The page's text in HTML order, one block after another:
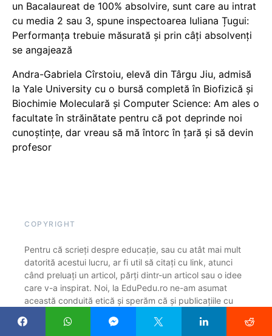
un Bacalaureat de 100% absolvire, sunt care au intrat
cu media 2 sau 3, spune inspectoarea Iuliana Țugui:
Performanța trebuie măsurată și prin câți absolvenți
se angajează
Andra-Gabriela Cîrstoiu, elevă din Târgu Jiu, admisă
la Yale University cu o bursă completă în Biofizică și
Biochimie Moleculară și Computer Science: Am ales o
facultate în străinătate pentru că pot deprinde noi
cunoștințe, dar vreau să mă întorc în țară și să devin
profesor
COPYRIGHT
Pentru că scrieți despre educație, sau cu atât mai mult
datorită acestui lucru, ar fi util să citați cu link, atunci
când preluați un articol, părți dintr-un articol sau o idee
care v-a inspirat. Noi, la EduPedu.ro ne-am asumat
această conduită etică și sperăm că și publicațiile cu
că găsiți subiecte interesante pe Edupedu.ro și suntem